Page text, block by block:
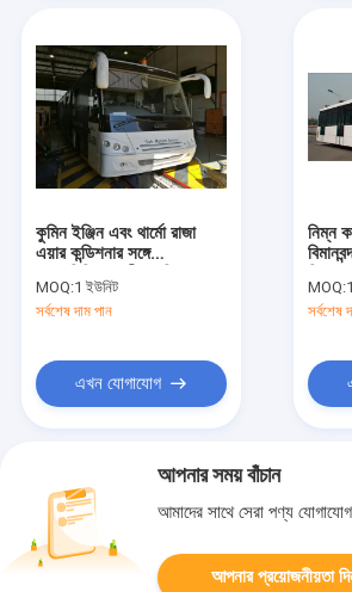
কুমিন ইঞ্জিন এবং থার্মো রাজা
এয়ার কন্ডিশনার সঙ্গে
স্থানান্তর বাস
MOQ:1 ইউনিট
সর্বশেষ দাম পান
এখন যোগাযোগ
নিম্ন
চাকা
MOQ:
সর্বশেষ
আপনার সময় বাঁচান
আমাদের সাথে সেরা পণ্য
আপনার প্রয়োজনীয়তা